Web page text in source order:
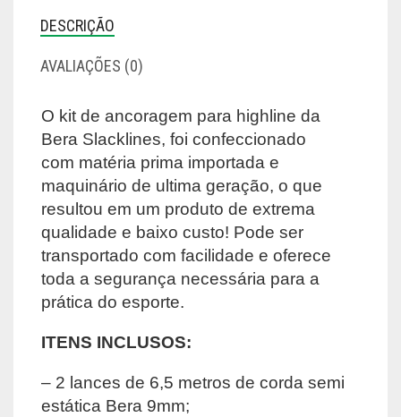
DESCRIÇÃO
AVALIAÇÕES (0)
O kit de ancoragem para highline da
Bera Slacklines, foi confeccionado
com matéria prima importada e
maquinário de ultima geração, o que
resultou em um produto de extrema
qualidade e baixo custo! Pode ser
transportado com facilidade e oferece
toda a segurança necessária para a
prática do esporte.
ITENS INCLUSOS:
– 2 lances de 6,5 metros de corda semi
estática Bera 9mm;